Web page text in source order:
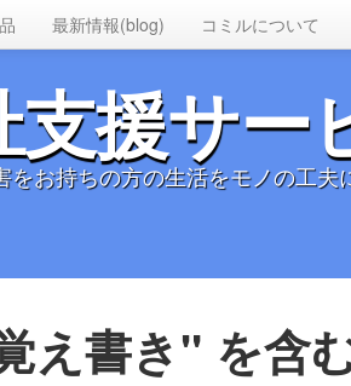
最新情報(blog) コミルについて
支援サ
をお持ちの方の生活をモノの工
え書き" を含